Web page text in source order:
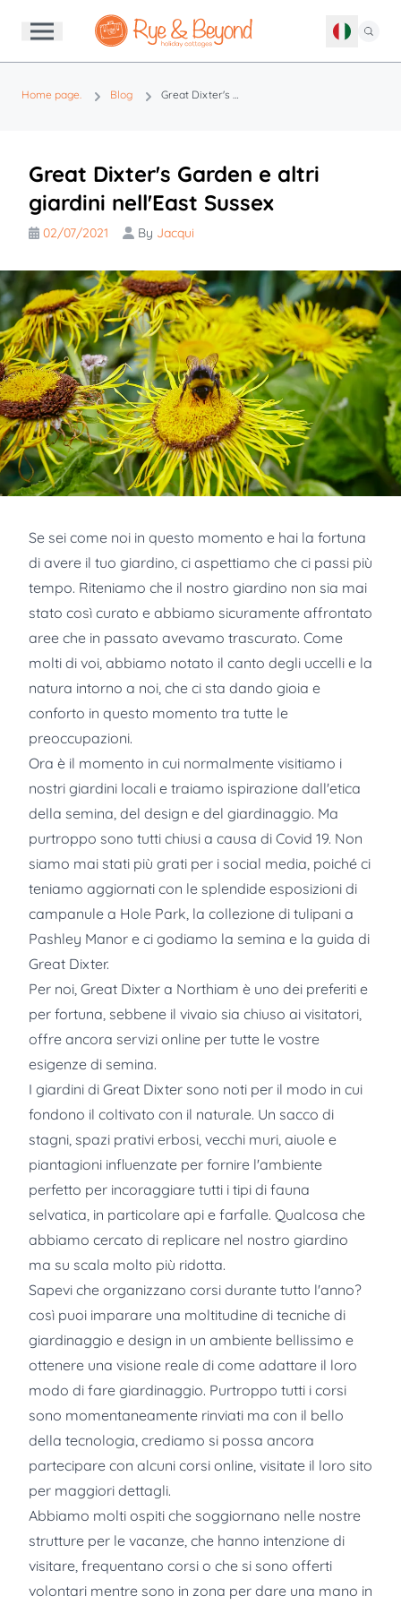
Home page. Blog Great Dixter's Garden e altri giardini nell'East Sussex
Great Dixter's Garden e altri
giardini nell'East Sussex
02/07/2021 By Jacqui
Se sei come noi in questo momento e hai la fortuna
di avere il tuo giardino, ci aspettiamo che ci passi più
tempo. Riteniamo che il nostro giardino non sia mai
stato così curato e abbiamo sicuramente affrontato
aree che in passato avevamo trascurato. Come
molti di voi, abbiamo notato il canto degli uccelli e la
natura intorno a noi, che ci sta dando gioia e
conforto in questo momento tra tutte le
preoccupazioni.
Ora è il momento in cui normalmente visitiamo i
nostri giardini locali e traiamo ispirazione dall'etica
della semina, del design e del giardinaggio. Ma
purtroppo sono tutti chiusi a causa di Covid 19. Non
siamo mai stati più grati per i social media, poiché ci
teniamo aggiornati con le splendide esposizioni di
campanule a Hole Park, la collezione di tulipani a
Pashley Manor e ci godiamo la semina e la guida di
Great Dixter.
Per noi, Great Dixter a Northiam è uno dei preferiti e
per fortuna, sebbene il vivaio sia chiuso ai visitatori,
offre ancora servizi online per tutte le vostre
esigenze di semina.
I giardini di Great Dixter sono noti per il modo in cui
fondono il coltivato con il naturale. Un sacco di
stagni, spazi prativi erbosi, vecchi muri, aiuole e
piantagioni influenzate per fornire l'ambiente
perfetto per incoraggiare tutti i tipi di fauna
selvatica, in particolare api e farfalle. Qualcosa che
abbiamo cercato di replicare nel nostro giardino
ma su scala molto più ridotta.
Sapevi che organizzano corsi durante tutto l'anno?
così puoi imparare una moltitudine di tecniche di
giardinaggio e design in un ambiente bellissimo e
ottenere una visione reale di come adattare il loro
modo di fare giardinaggio. Purtroppo tutti i corsi
sono momentaneamente rinviati ma con il bello
della tecnologia, crediamo si possa ancora
partecipare con alcuni corsi online, visitate il loro sito
per maggiori dettagli.
Abbiamo molti ospiti che soggiornano nelle nostre
strutture per le vacanze, che hanno intenzione di
visitare, frequentano corsi o che si sono offerti
volontari mentre sono in zona per dare una mano in